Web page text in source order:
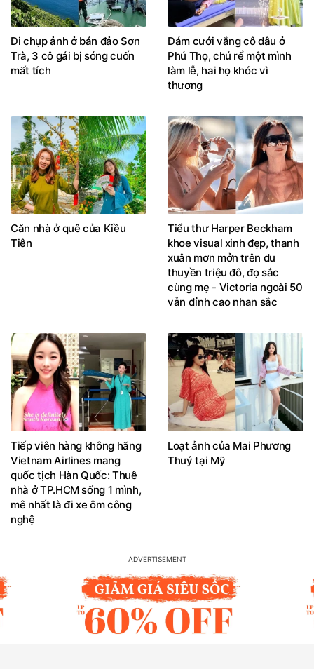
Đi chụp ảnh ở bán đảo Sơn
Trà, 3 cô gái bị sóng cuốn
mất tích
Đám cưới vắng cô dâu ở
Phú Thọ, chú rể một mình
làm lễ, hai họ khóc vì
thương
Căn nhà ở quê của Kiều
Tiên
Tiểu thư Harper Beckham
khoe visual xinh đẹp, thanh
xuân mơn mởn trên du
thuyền triệu đô, đọ sắc
cùng mẹ - Victoria ngoài 50
vẫn đỉnh cao nhan sắc
Tiếp viên hàng không hãng
Vietnam Airlines mang
quốc tịch Hàn Quốc: Thuê
nhà ở TP.HCM sống 1 mình,
mê nhất là đi xe ôm công
nghệ
Loạt ảnh của Mai Phương
Thuý tại Mỹ